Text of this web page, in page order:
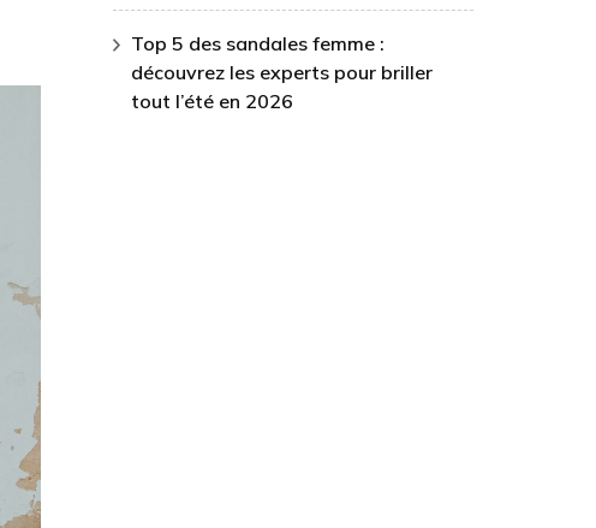
Top 5 des sandales femme :
découvrez les experts pour briller
tout l’été en 2026